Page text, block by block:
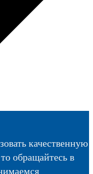
качественную
обращайтесь в